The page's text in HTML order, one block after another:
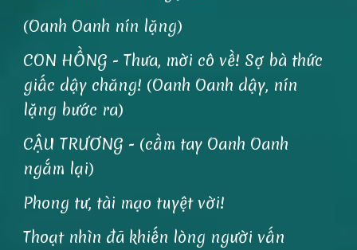
(Oanh Oanh nín lặng)
CON HỒNG - Thưa, mời cô về! Sợ bà thức
giấc dậy chăng! (Oanh Oanh dậy, nín
lặng bước ra)
CẬU TRƯƠNG - (cầm tay Oanh Oanh
ngắm lại)
Phong tư, tài mạo tuyệt vời!
Thoạt nhìn đã khiến lòng người vấn